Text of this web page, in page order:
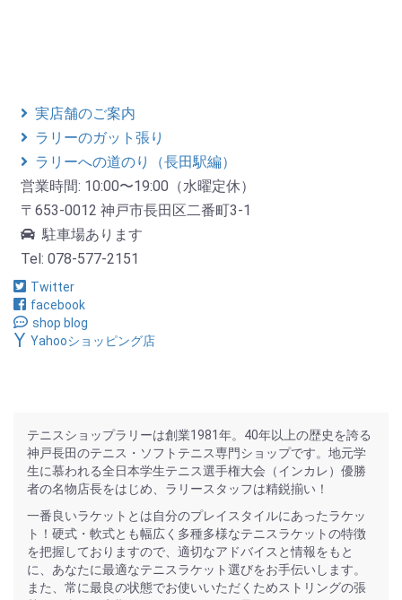
実店舗のご案内
ラリーのガット張り
ラリーへの道のり（長田駅編）
営業時間: 10:00〜19:00（水曜定休）
〒653-0012 神戸市長田区二番町3-1
駐車場あります
Tel: 078-577-2151
Twitter
facebook
shop blog
Yahooショッピング店
テニスショップラリーは創業1981年。40年以上の歴史を誇る
神戸長田のテニス・ソフトテニス専門ショップです。地元学
生に慕われる全日本学生テニス選手権大会（インカレ）優勝
者の名物店長をはじめ、ラリースタッフは精鋭揃い！
一番良いラケットとは自分のプレイスタイルにあったラケッ
ト！硬式・軟式とも幅広く多種多様なテニスラケットの特徴
を把握しておりますので、適切なアドバイスと情報をもと
に、あなたに最適なテニスラケット選びをお手伝いします。
また、常に最良の状態でお使いいただくためストリングの張